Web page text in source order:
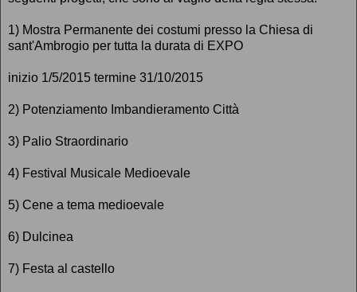
1) Mostra Permanente dei costumi presso la Chiesa di
sant'Ambrogio per tutta la durata di EXPO
inizio 1/5/2015 termine 31/10/2015
2) Potenziamento Imbandieramento Città
3) Palio Straordinario
4) Festival Musicale Medioevale
5) Cene a tema medioevale
6) Dulcinea
7) Festa al castello